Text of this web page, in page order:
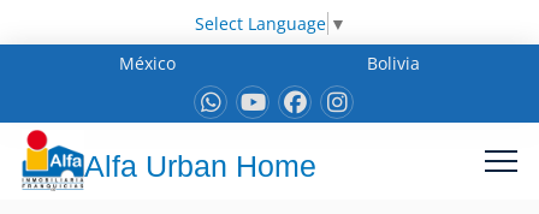
Select Language ▼
México
Bolivia
Alfa Urban Home